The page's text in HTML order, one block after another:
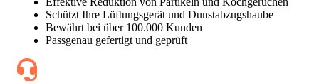
Schützt Ihre Lüftungsgerät und Dunstabzugshaube
Bewährt bei über 100.000 Kunden
Passgenau gefertigt und geprüft